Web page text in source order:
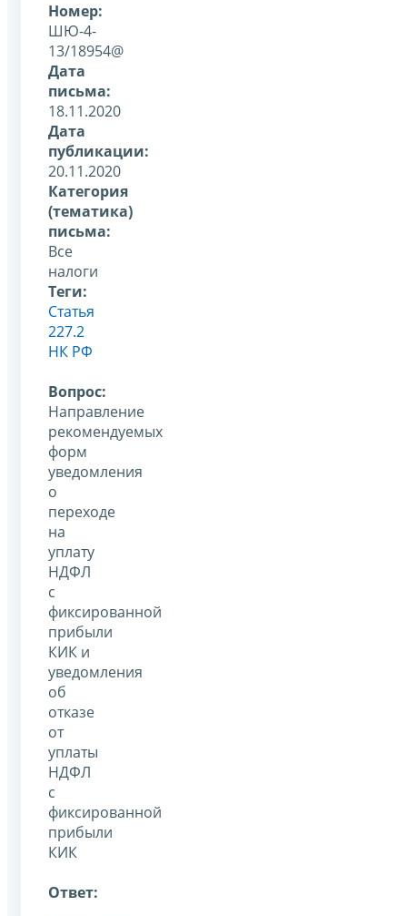
Номер:
ШЮ-4-
13/18954@
Дата
письма:
18.11.2020
Дата
публикации:
20.11.2020
Категория
(тематика)
письма:
Все
налоги
Теги:
Статья
227.2
НК РФ
Вопрос:
Направление
рекомендуемых
форм
уведомления
о
переходе
на
уплату
НДФЛ
с
фиксированной
прибыли
КИК и
уведомления
об
отказе
от
уплаты
НДФЛ
с
фиксированной
прибыли
КИК
Ответ: